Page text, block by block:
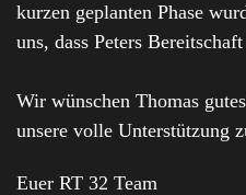
kurzen geplanten Phase
uns, dass Peters
Wir wünschen Thomas
unsere volle Unterstützung
Euer RT 32 Team